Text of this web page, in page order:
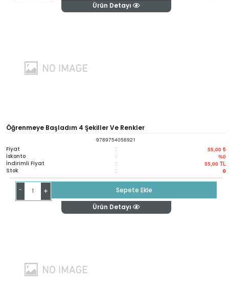
Ürün Detayı
Öğrenmeye Başladım 4 Şekiller Ve Renkler
9789754056921
Fiyat : 55,00 ₺
İskonto : %0
İndirimli Fiyat : 55,00 TL
Stok : 0
- +
Sepete Ekle
Ürün Detayı